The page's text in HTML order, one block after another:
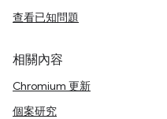
查看已知問題
相關內容
Chromium 更新
個案研究